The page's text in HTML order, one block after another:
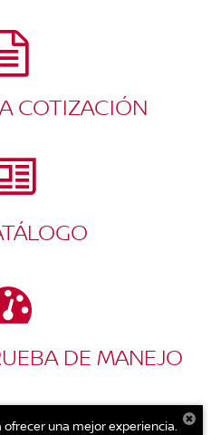
COTIZACIÓN
DE MANEJO
una mejor experiencia.